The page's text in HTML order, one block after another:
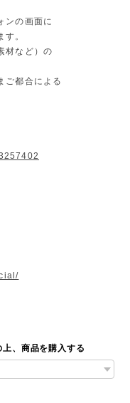
ンの画面に
。
材など）の
ご都合による
、商品を購入する